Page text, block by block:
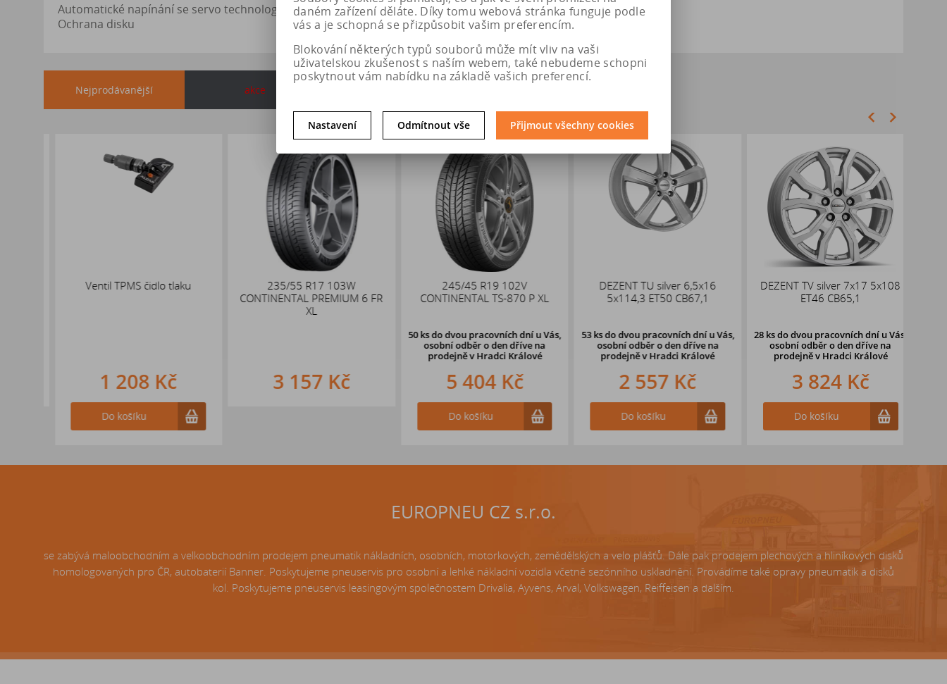
Automatické napínání se servo technologií
Ochrana disku
Nejprodávanější akce
Ventil TPMS čidlo tlaku
1 208 Kč
Do košíku
235/55 R17 103W
CONTINENTAL PREMIUM 6 FR
XL
3 157 Kč
245/45 R19 102V
CONTINENTAL TS-870 P XL
50 ks do dvou pracovních dní u Vás,
osobní odběr o den dřívena
prodejně v Hradci Králové
5 404 Kč
Do košíku
DEZENT TU silver 6,5x16
5x114,3 ET50 CB67,1
53 ks do dvou pracovních dní u Vás,
osobní odběr o den dřívena
prodejně v Hradci Králové
2 557 Kč
Do košíku
DEZENT TV silver 7x17 5x108
ET46 CB65,1
28 ks do dvou pracovních dní u Vás,
osobní odběr o den dřívena
prodejně v Hradci Králové
3 824 Kč
Do košíku
EUROPNEU CZ s.r.o.
se zabývá maloobchodním a velkoobchodním prodejem pneumatik nákladních, osobních, motorkových, zemědělských a velo plášťů. Dále pak prodejem plechových a hliníkových disků
homologovaných pro ČR, autobaterií Banner. Poskytujeme pneuservis pro osobní a lehké nákladní vozidla včetně sezónního uskladnění. Provádíme také opravy pneumatik a disků
kol. Poskytujeme pneuservis leasingovým společnostem Drivalia, Ayvens, Arval, Volkswagen, Reiffeisen a dalším.
daném zařízení děláte. Díky tomu webová stránka funguje podle
vás a je schopná se přizpůsobit vašim preferencím.
Blokování některých typů souborů může mít vliv na vaši
uživatelskou zkušenost s naším webem, také nebudeme schopni
poskytnout vám nabídku na základě vašich preferencí.
Nastavení Odmítnout vše Přijmout všechny cookies